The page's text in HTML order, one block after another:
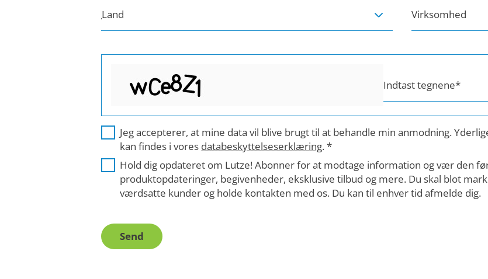
Land Virksomhed
Indtast tegnene*
Jeg accepterer, at mine data vil blive brugt til at behandle min anmodning.
kan findes i vores databeskyttelseserklæring.*
Hold dig opdateret om Lutze! Abonner for at modtage information og vær den
produktopdateringer, begivenheder, eksklusive tilbud og mere. Du skal blot
værdsatte kunder og holde kontakten med os. Du kan til enhver tid afmelde dig.
Send